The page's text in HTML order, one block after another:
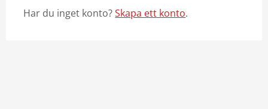
Har du inget konto?Skapa ett konto.